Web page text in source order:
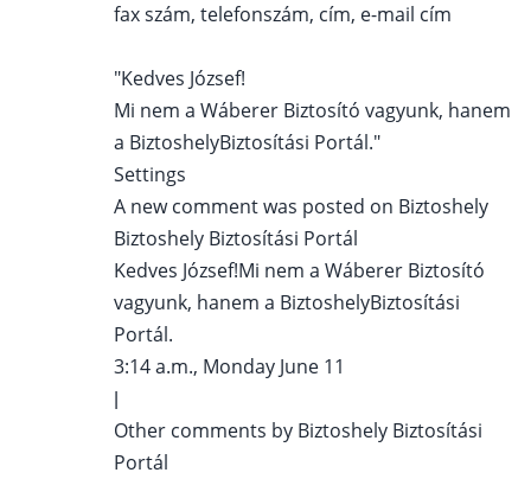
fax szám, telefonszám, cím, e-mail cím
"Kedves József!
Mi nem a Wáberer Biztosító vagyunk, hanem
a BiztoshelyBiztosítási Portál."
Settings
A new comment was posted on Biztoshely
Biztoshely Biztosítási Portál
Kedves József!Mi nem a Wáberer Biztosító
vagyunk, hanem a BiztoshelyBiztosítási
Portál.
3:14 a.m., Monday June 11
|
Other comments by Biztoshely Biztosítási
Portál